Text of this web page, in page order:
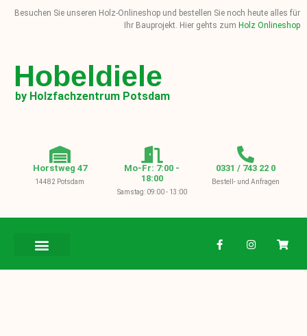
Besuchen Sie unseren Holz-Onlineshop und bestellen Sie noch heute alles für
Ihr Bauprojekt. Hier gehts zum Holz Onlineshop
Hobeldiele
by Holzfachzentrum Potsdam
Horstweg 47
14482 Potsdam
Mo-Fr: 7:00 -
18:00
Samstag: 09:00 - 13:00
0331 / 743 22 0
Bestell- und Anfragen